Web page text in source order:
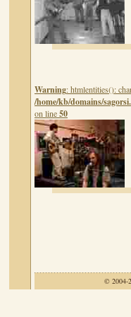
Warning: htmlentities():
/home/kb/domains/
on line50
© 2004-